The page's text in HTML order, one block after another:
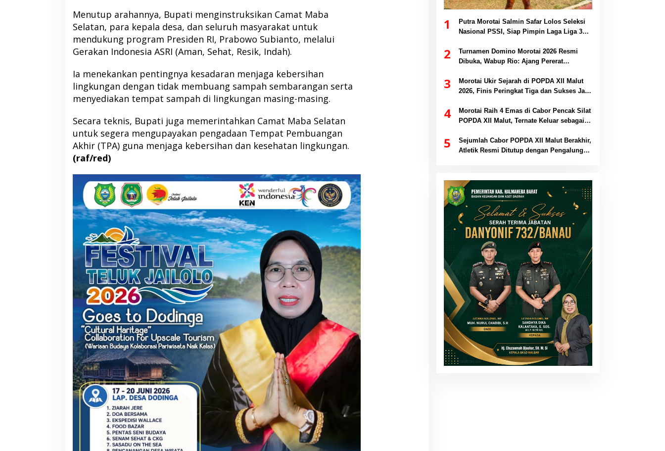
Menutup arahannya, Bupati menginstruksikan Camat Maba
Selatan, para kepala desa, dan seluruh masyarakat untuk
mendukung program Presiden RI, Prabowo Subianto, melalui
Gerakan Indonesia ASRI (Aman, Sehat, Resik, Indah).
Ia menekankan pentingnya kesadaran menjaga kebersihan
lingkungan dengan tidak membuang sampah sembarangan serta
menyediakan tempat sampah di lingkungan masing-masing.
Secara teknis, Bupati juga memerintahkan Camat Maba Selatan
untuk segera mengupayakan pengadaan Tempat Pembuangan
Akhir (TPA) guna menjaga kebersihan dan kesehatan lingkungan.
(raf/red)
1
Putra Morotai Salmin Safar Lolos Seleksi
Nasional PSSI, Siap Pimpin Laga Liga 3
2
Turnamen Domino Morotai 2026 Resmi
Dibuka, Wabup Rio: Ajang Pererat
3
Morotai Ukir Sejarah di POPDA XII Malut
2026, Finis Peringkat Tiga dan Sukses Jadi
4
Morotai Raih 4 Emas di Cabor Pencak Silat
POPDA XII Malut, Ternate Keluar sebagai
5
Sejumlah Cabor POPDA XII Malut Berakhir,
Atletik Resmi Ditutup dengan Pengalungan